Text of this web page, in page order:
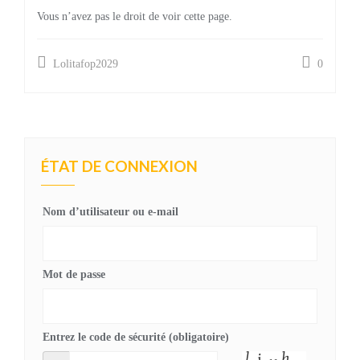
Vous n’avez pas le droit de voir cette page.
Lolitafop2029 0
ÉTAT DE CONNEXION
Nom d’utilisateur ou e-mail
Mot de passe
Entrez le code de sécurité (obligatoire)